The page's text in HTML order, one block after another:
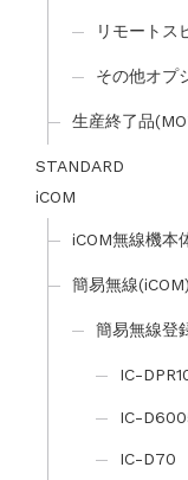
リモートス
その他オプ
生産終了品
STANDARD
iCOM
iCOM無線機本
簡易無線(iCOM)
簡易無線登
IC-
IC-
IC-D70